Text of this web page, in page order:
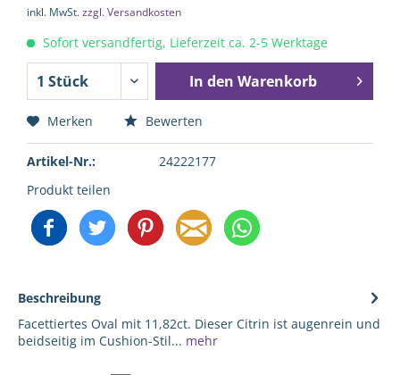
inkl. MwSt.zzgl. Versandkosten
Sofort versandfertig, Lieferzeit ca. 2-5 Werktage
In den Warenkorb
Merken Bewerten
Artikel-Nr.:
24222177
Produkt teilen
Beschreibung
Facettiertes Oval mit 11,82ct. Dieser Citrin ist augenrein und
beidseitig im Cushion-Stil... mehr